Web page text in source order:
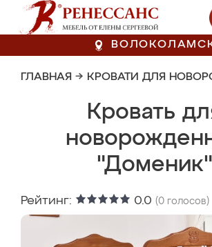
ГЛАВНАЯ → КРОВАТИ ДЛЯ
Кровать
"Доменик"
Рейтинг: 0.0 (0 голосов)